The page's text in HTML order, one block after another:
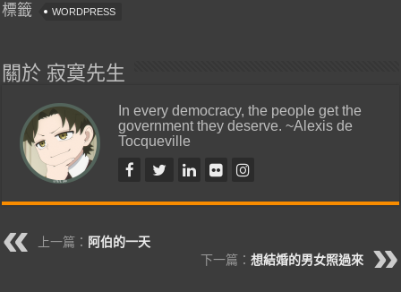
標籤 WORDPRESS
關於 寂寞先生
In every democracy, the people get the
government they deserve. ~Alexis de
Tocqueville
上一篇： 阿伯的一天
下一篇： 想結婚的男女照過來